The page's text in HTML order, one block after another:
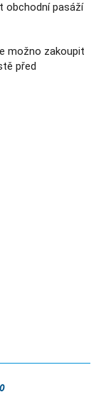
obchodní pasáží
možno zakoupit
před